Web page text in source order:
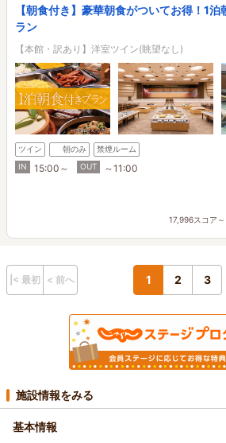
【朝食付き】豪華朝食がついてお得！1
ラン
【本館・訳あり】洋室ツイン(眺望なし)
ツイン 朝のみ
禁煙ルーム
IN
15:00～ OUT ～11:00
17,996スコア～
|< 最初 < 前へ 1 2 3
施設情報をみる
基本情報